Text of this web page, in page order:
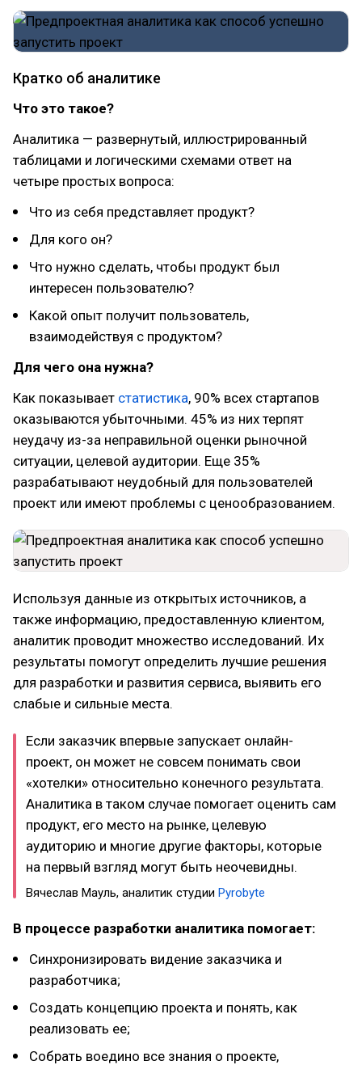
Кратко об аналитике
Что это такое?
Аналитика — развернутый, иллюстрированный
таблицами и логическими схемами ответ на
четыре простых вопроса:
Что из себя представляет продукт?
Для кого он?
Что нужно сделать, чтобы продукт был
интересен пользователю?
Какой опыт получит пользователь,
взаимодействуя с продуктом?
Для чего она нужна?
Как показывает статистика, 90% всех стартапов
оказываются убыточными. 45% из них терпят
неудачу из-за неправильной оценки рыночной
ситуации, целевой аудитории. Еще 35%
разрабатывают неудобный для пользователей
проект или имеют проблемы с ценообразованием.
Используя данные из открытых источников, а
также информацию, предоставленную клиентом,
аналитик проводит множество исследований. Их
результаты помогут определить лучшие решения
для разработки и развития сервиса, выявить его
слабые и сильные места.
Если заказчик впервые запускает онлайн-
проект, он может не совсем понимать свои
«хотелки» относительно конечного результата.
Аналитика в таком случае помогает оценить сам
продукт, его место на рынке, целевую
аудиторию и многие другие факторы, которые
на первый взгляд могут быть неочевидны.
Вячеслав Мауль, аналитик студии Pyrobyte
В процессе разработки аналитика помогает:
Синхронизировать видение заказчика и
разработчика;
Создать концепцию проекта и понять, как
реализовать ее;
Собрать воедино все знания о проекте,